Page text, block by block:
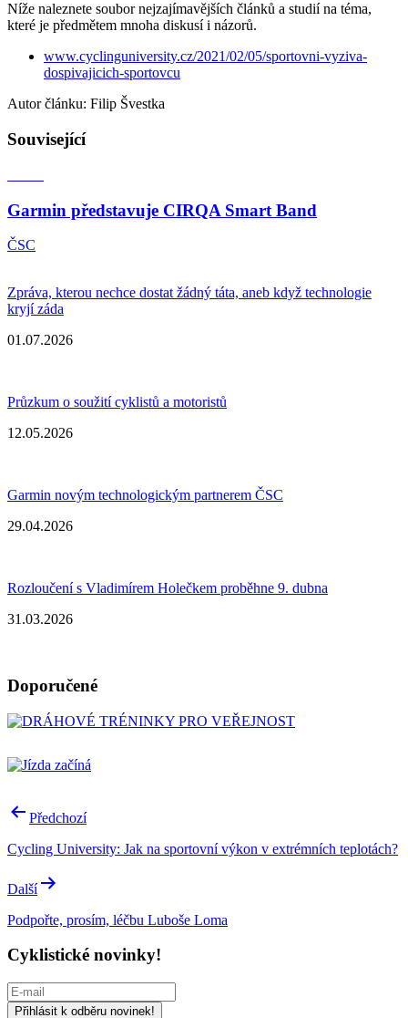
Níže naleznete soubor nejzajímavějších článků a studií na téma,
které je předmětem mnoha diskusí i názorů.
www.cyclinguniversity.cz/2021/02/05/sportovni-vyziva-
dospivajicich-sportovcu
Autor článku: Filip Švestka
Související
Garmin představuje CIRQA Smart Band
ČSC
Zpráva, kterou nechce dostat žádný táta, aneb když technologie
kryjí záda
01.07.2026
Průzkum o soužití cyklistů a motoristů
12.05.2026
Garmin novým technologickým partnerem ČSC
29.04.2026
Rozloučení s Vladimírem Holečkem proběhne 9. dubna
31.03.2026
Doporučené
Navigace
příspěvek
Předchozí
Cycling University: Jak na sportovní výkon v extrémních teplotách?
Další
Podpořte, prosím, léčbu Luboše Loma
Cyklistické novinky!